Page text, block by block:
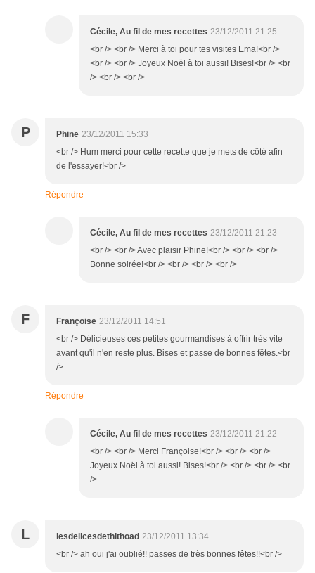
Cécile, Au fil de mes recettes 23/12/2011 21:25
<br /> <br /> Merci à toi pour tes visites Ema!<br />
<br /> <br /> Joyeux Noël à toi aussi! Bises!<br /> <br
/> <br /> <br />
P Phine 23/12/2011 15:33
<br /> Hum merci pour cette recette que je mets de côté afin
de l'essayer!<br />
Répondre
Cécile, Au fil de mes recettes 23/12/2011 21:23
<br /> <br /> Avec plaisir Phine!<br /> <br /> <br />
Bonne soirée!<br /> <br /> <br /> <br />
F Françoise 23/12/2011 14:51
<br /> Délicieuses ces petites gourmandises à offrir très vite
avant qu'il n'en reste plus. Bises et passe de bonnes fêtes.<br
/>
Répondre
Cécile, Au fil de mes recettes 23/12/2011 21:22
<br /> <br /> Merci Françoise!<br /> <br /> <br />
Joyeux Noël à toi aussi! Bises!<br /> <br /> <br /> <br
/>
L lesdelicesdethithoad 23/12/2011 13:34
<br /> ah oui j'ai oublié!! passes de très bonnes fêtes!!<br />